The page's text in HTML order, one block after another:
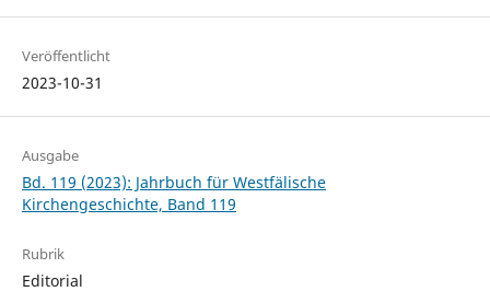
Veröffentlicht
2023-10-31
Ausgabe
Bd. 119 (2023): Jahrbuch für Westfälische
Kirchengeschichte, Band 119
Rubrik
Editorial